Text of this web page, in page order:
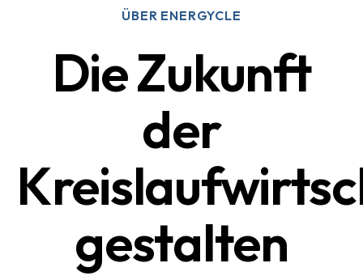
ÜBER ENERGYCLE
Die Zukunft
der
gestalten